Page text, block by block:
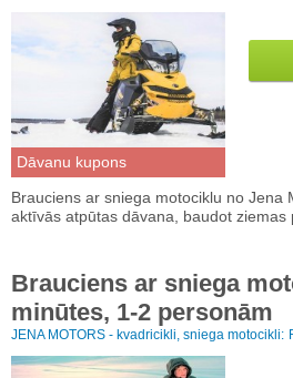
Dāvanu kupons
Brauciens ar sniega motociklu no Jena
aktīvās atpūtas dāvana, baudot ziemas
Brauciens ar sniega
minūtes, 1-2 personām
JENA MOTORS - kvadricikli, sniega motocikli: